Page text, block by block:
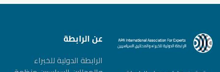
عن الرابطة
الرابطة الدولیة للخبراء